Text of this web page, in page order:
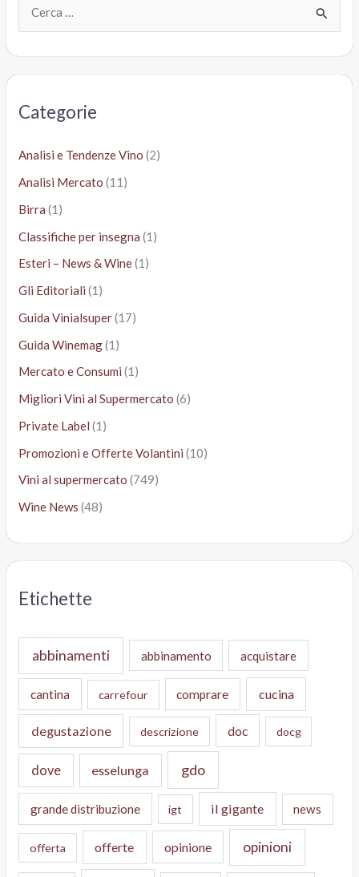
Categorie
Analisi e Tendenze Vino (2)
Analisi Mercato (11)
Birra (1)
Classifiche per insegna (1)
Esteri – News & Wine(1)
Gli Editoriali (1)
Guida Vinialsuper(17)
Guida Winemag(1)
Mercato e Consumi (1)
Migliori Vini al Supermercato (6)
Private Label (1)
Promozioni e Offerte Volantini (10)
Vini al supermercato (749)
Wine News (48)
Etichette
abbinamenti abbinamento acquistare
cantina carrefour comprare cucina
degustazione descrizione doc docg
dove esselunga gdo
grande distribuzione igt il gigante news
offerta offerte opinione opinioni